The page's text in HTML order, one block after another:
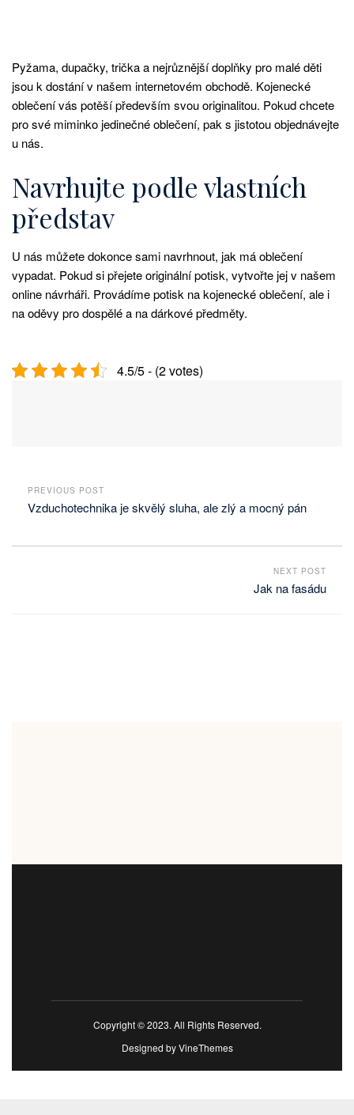
Pyžama, dupačky, trička a nejrůznější doplňky pro malé děti
jsou k dostání v našem internetovém obchodě. Kojenecké
oblečení vás potěší především svou originalitou. Pokud chcete
pro své miminko jedinečné oblečení, pak s jistotou objednávejte
u nás.
Navrhujte podle vlastních
představ
U nás můžete dokonce sami navrhnout, jak má oblečení
vypadat. Pokud si přejete originální potisk, vytvořte jej v našem
online návrháři. Provádíme potisk nakojenecké oblečení, ale i
na oděvy pro dospělé a na dárkové předměty.
4.5/5 - (2 votes)
PREVIOUS POST
Vzduchotechnika je skvělý sluha, ale zlý a mocný pán
NEXT POST
Jak na fasádu
Copyright © 2023. All Rights Reserved.
Designed byVineThemes